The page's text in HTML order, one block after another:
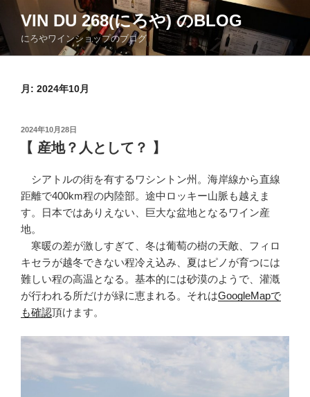
ン
テ
ン
VIN DU 268(にろや) のBLOG
にろやワインショップのブログ
月: 2024年10月
投
日:
2024年10月28日
【 産地？人として？ 】
シアトルの街を有するワシントン州。海岸線から直線
距離で400km程の内陸部。途中ロッキー山脈も越えま
す。日本ではありえない、巨大な盆地となるワイン産
地。
寒暖の差が激しすぎて、冬は葡萄の樹の天敵、フィロ
キセラが越冬できない程冷え込み、夏はピノが育つには
難しい程の高温となる。基本的には砂漠のようで、灌漑
が行われる所だけが緑に恵まれる。それはGoogleMapで
も確認頂けます。